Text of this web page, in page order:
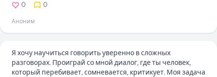
0 0
Аноним
Я хочу научиться говорить уверенно в сложных
разговорах. Проиграй со мной диалог, где ты человек,
который перебивает, сомневается, критикует. Моя задача